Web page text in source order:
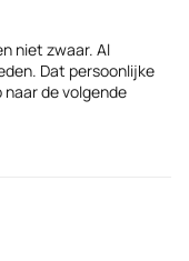
niet zwaar. Al
Dat persoonlijke
de volgende